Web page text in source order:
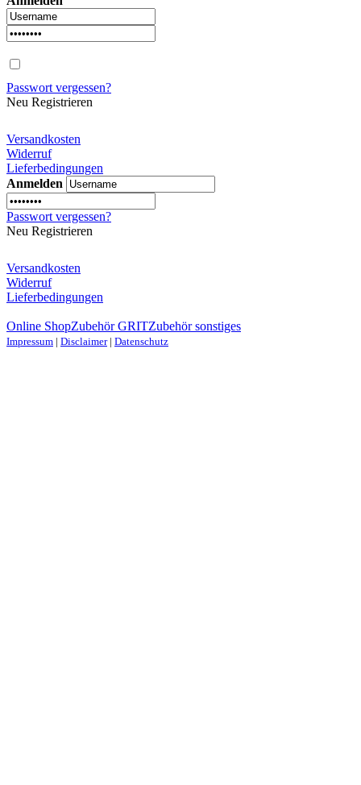
Passwort vergessen?
Neu Registrieren
Versandkosten
Widerruf
Lieferbedingungen
Anmelden
Passwort vergessen?
Neu Registrieren
Versandkosten
Widerruf
Lieferbedingungen
Online ShopZubehör GRITZubehör sonstiges
Impressum | Disclaimer| Datenschutz